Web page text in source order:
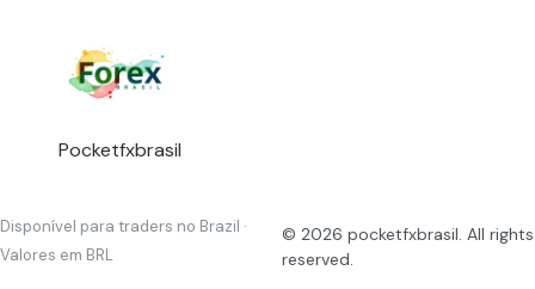
Pocketfxbrasil
Disponível para traders no Brazil ·
Valores em BRL
© 2026 pocketfxbrasil. All rights
reserved.